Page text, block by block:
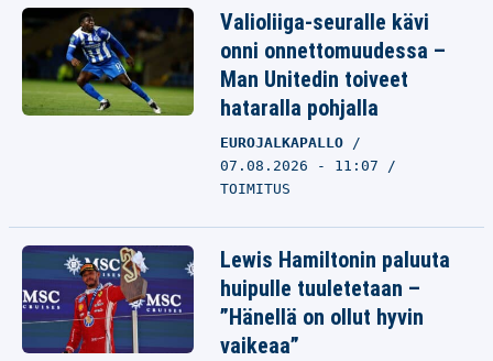
Valioliiga-seuralle kävi
onni onnettomuudessa –
Man Unitedin toiveet
hataralla pohjalla
EUROJALKAPALLO
07.08.2026 - 11:07
TOIMITUS
Lewis Hamiltonin paluuta
huipulle tuuletetaan –
”Hänellä on ollut hyvin
vaikeaa”